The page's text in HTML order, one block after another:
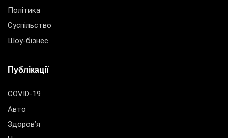
Політика
Суспільство
Шоу-бізнес
Публікації
COVID-19
Авто
Здоров’я